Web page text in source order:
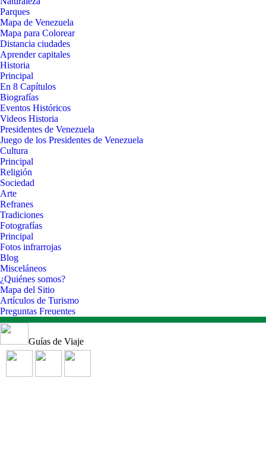
Parques
Mapa de Venezuela
Mapa para Colorear
Distancia ciudades
Aprender capitales
Historia
Principal
En 8 Capítulos
Biografías
Eventos Históricos
Videos Historia
Presidentes de Venezuela
Juego de los Presidentes de Venezuela
Cultura
Principal
Religión
Sociedad
Arte
Refranes
Tradiciones
Fotografías
Principal
Fotos infrarrojas
Blog
Misceláneos
¿Quiénes somos?
Mapa del Sitio
Artículos de Turismo
Preguntas Freuentes
Guías de Viaje